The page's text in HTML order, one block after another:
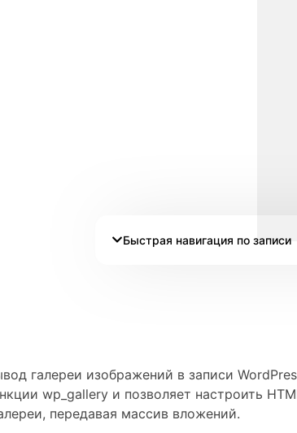
Быстрая навигация по записи
галереи изображений в записи
wp_gallery и позволяет настроить
передавая массив вложений.